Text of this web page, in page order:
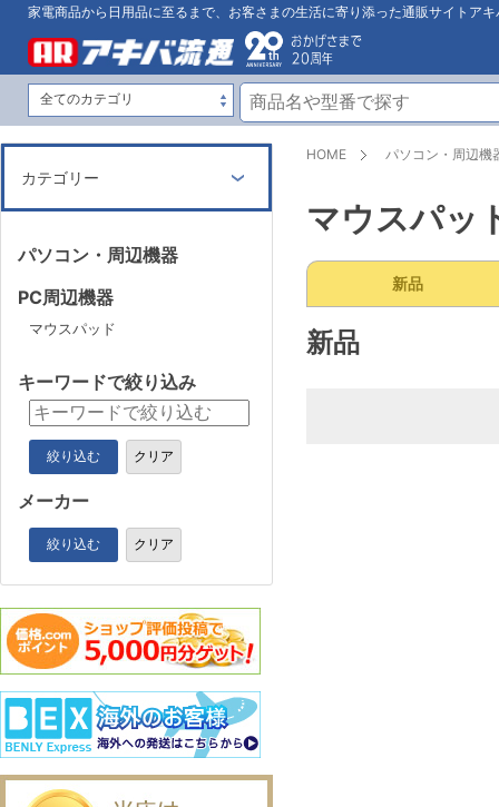
家電商品から日用品に至るまで、お客さまの生活に寄り添った通販サイトアキ
HOME パソコン・周辺機
マウスパッ
新品
新品
カテゴリー
パソコン・周辺機器
PC周辺機器
マウスパッド
キーワードで絞り込み
絞り込む クリア
メーカー
絞り込む クリア